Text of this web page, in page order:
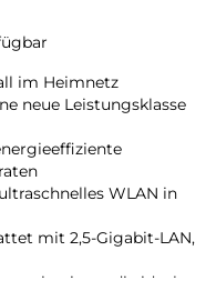
im Heimnetz
neue Leistungsklasse
WLAN in
mit 2,5-Gigabit-LAN,
ist er die ideale